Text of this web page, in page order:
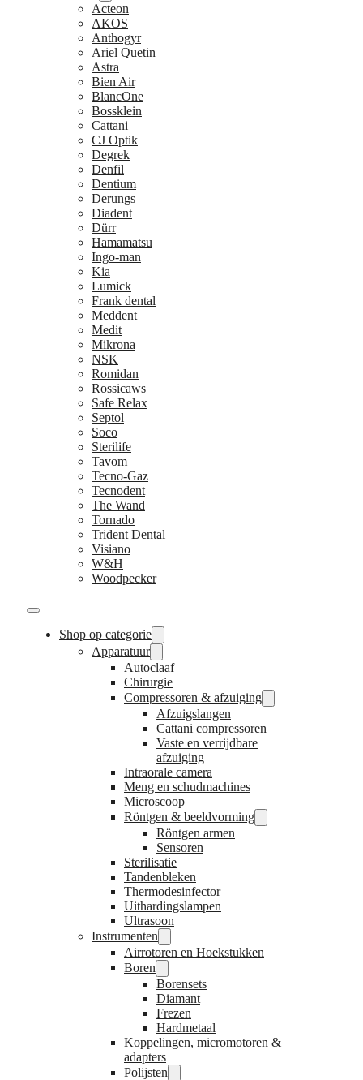
Acteon
AKOS
Anthogyr
Ariel Quetin
Astra
Bien Air
BlancOne
Bossklein
Cattani
CJ Optik
Degrek
Denfil
Dentium
Derungs
Diadent
Dürr
Hamamatsu
Ingo-man
Kia
Lumick
Frank dental
Meddent
Medit
Mikrona
NSK
Romidan
Rossicaws
Safe Relax
Septol
Soco
Sterilife
Tavom
Tecno-Gaz
Tecnodent
The Wand
Tornado
Trident Dental
Visiano
W&H
Woodpecker
Shop op categorie
Apparatuur
Autoclaaf
Chirurgie
Compressoren & afzuiging
Afzuigslangen
Cattani compressoren
Vaste en verrijdbare
afzuiging
Intraorale camera
Meng en schudmachines
Microscoop
Röntgen & beeldvorming
Röntgen armen
Sensoren
Sterilisatie
Tandenbleken
Thermodesinfector
Uithardingslampen
Ultrasoon
Instrumenten
Airrotoren en Hoekstukken
Boren
Borensets
Diamant
Frezen
Hardmetaal
Koppelingen, micromotoren &
adapters
Polijsten